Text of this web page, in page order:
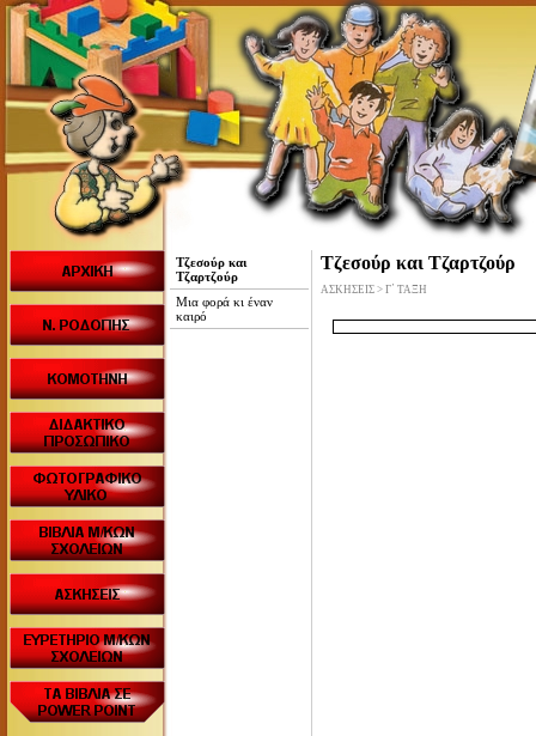
Τζεσούρ και Τζαρτζούρ
ΑΣΚΗΣΕΙΣ > Γ΄ ΤΑΞΗ
Τζεσούρ και
Τζαρτζούρ
Μια φορά κι έναν
καιρό